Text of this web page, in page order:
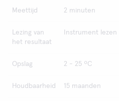
Meettijd 2 minuten
Lezing van
het resultaat
Instrument lezen
Opslag 2 - 25 ºC
Houdbaarheid 15 maanden